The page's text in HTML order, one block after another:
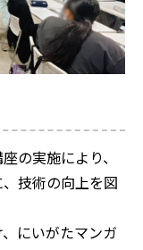
の実施により、
技術の向上を図
にいがたマンガ